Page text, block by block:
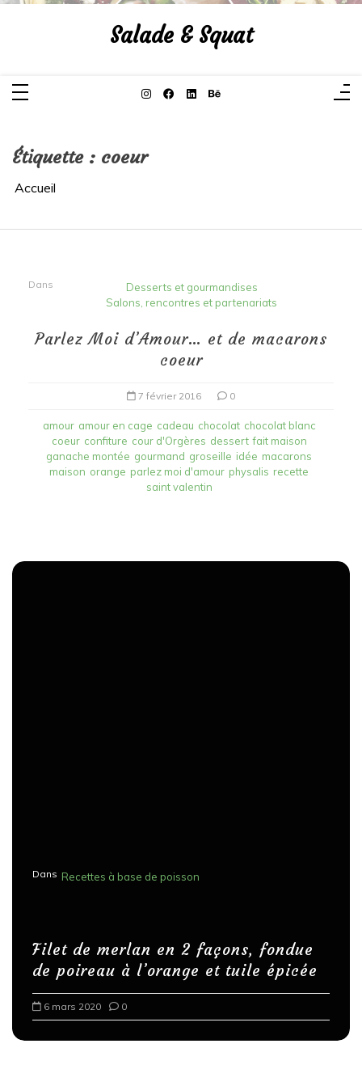
Aller
Salade & Squat
Étiquette : coeur
Accueil
Dans
Desserts et gourmandises
Salons, rencontres et partenariats
Parlez Moi d’Amour… et de macarons
coeur
7 février 2016 0
amour amour en cage cadeau chocolat chocolat blanc
coeur confiture cour d'Orgères dessert fait maison
ganache montée gourmand groseille idée macarons
maison orange parlez moi d'amour physalis recette
saint valentin
Dans Recettes à base de poisson
Filet de merlan en 2 façons, fondue
de poireau à l’orange et tuile épicée
6 mars 2020 0